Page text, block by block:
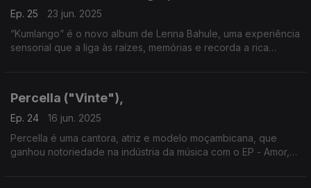
Ep. 25
23 jun. 2025
“Kumlango” é o novo album de Lenna Bahule, uma experiência
sensorial que a liga às raízes, memórias e recorda a rica
Percella ("Vinte"),
Ep. 24
16 jun. 2025
Percella é uma cantora, atriz e modelo moçambicana, que
ganhou notoriedade na indústria da música com o EP - Amor,